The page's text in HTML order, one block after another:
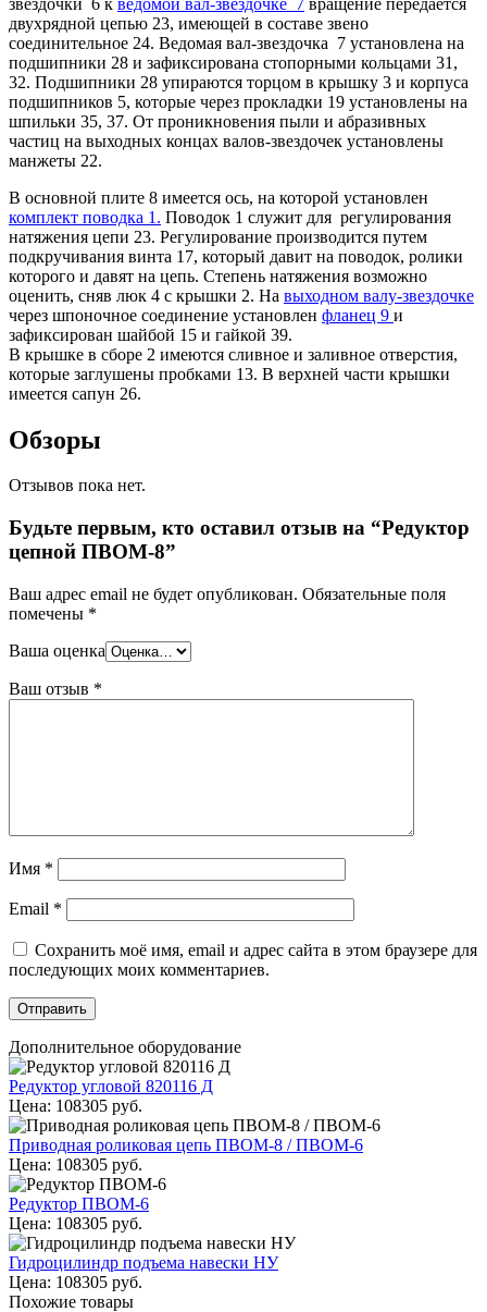
двухрядной цепью 23, имеющей в составе звено
соединительное 24. Ведомая вал-звездочка 7 установлена на
подшипники 28 и зафиксирована стопорными кольцами 31,
32. Подшипники 28 упираются торцом в крышку 3 и корпуса
подшипников 5, которые через прокладки 19 установлены на
шпильки 35, 37. От проникновения пыли и абразивных
частиц на выходных концах валов-звездочек установлены
манжеты 22.
В основной плите 8 имеется ось, на которой установлен
комплект поводка 1. Поводок 1 служит для регулирования
натяжения цепи 23. Регулирование производится путем
подкручивания винта 17, который давит на поводок, ролики
которого и давят на цепь. Степень натяжения возможно
оценить, сняв люк 4 с крышки 2. На выходном валу-звездочке
через шпоночное соединение установлен фланец 9 и
зафиксирован шайбой 15 и гайкой 39.
В крышке в сборе 2 имеются сливное и заливное отверстия,
которые заглушены пробками 13. В верхней части крышки
имеется сапун 26.
Обзоры
Отзывов пока нет.
Будьте первым, кто оставил отзыв на “Редуктор
цепной ПВОМ-8”
Ваш адрес email не будет опубликован. Обязательные поля
помечены *
Ваша оценка
Ваш отзыв *
Имя *
Email *
Сохранить моё имя, email и адрес сайта в этом браузере для
последующих моих комментариев.
Дополнительное оборудование
Редуктор угловой 820116 Д
Цена: 108305 руб.
Приводная роликовая цепь ПВОМ-8 / ПВОМ-6
Цена: 108305 руб.
Редуктор ПВОМ-6
Цена: 108305 руб.
Гидроцилиндр подъема навески НУ
Цена: 108305 руб.
Похожие товары